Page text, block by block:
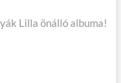
Lilla önálló albuma!